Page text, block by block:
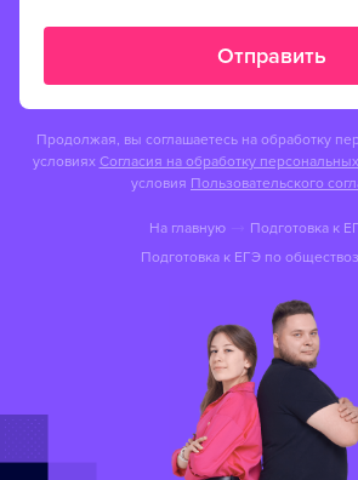
Отправить
Продолжая, вы соглашаетесь на обработку
условиях Согласия на обработку
условия Пользовательского
На главную
Подготовка к
Подготовка к ЕГЭ по